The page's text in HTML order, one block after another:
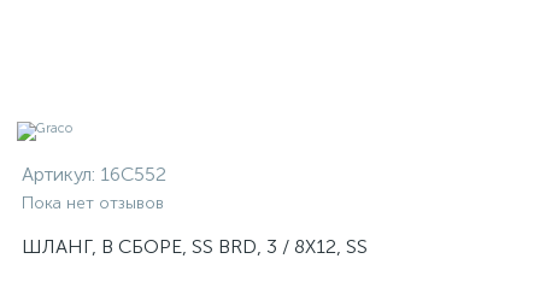
Артикул: 16C552
Пока нет отзывов
ШЛАНГ, В СБОРЕ, SS BRD, 3 / 8X12, SS